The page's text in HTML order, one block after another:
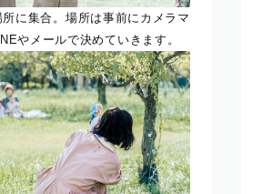
に集合。場所は事前にカメラマ
やメールで決めていきます。